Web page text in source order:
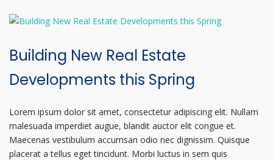
the
contest
Build
New
Metropolitan
Building New Real Estate
Developments this Spring
Lorem ipsum dolor sit amet, consectetur adipiscing elit. Nullam
malesuada imperdiet augue, blandit auctor elit congue et.
Maecenas vestibulum accumsan odio nec dignissim. Quisque
placerat a tellus eget tincidunt. Morbi luctus in sem quis